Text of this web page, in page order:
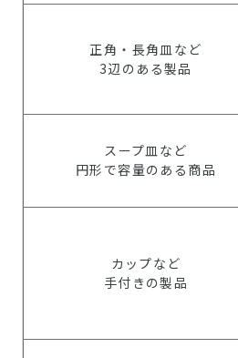
正角・長角皿など
3辺のある製品
スープ皿など
円形で容量のある商品
カップなど
手付きの製品